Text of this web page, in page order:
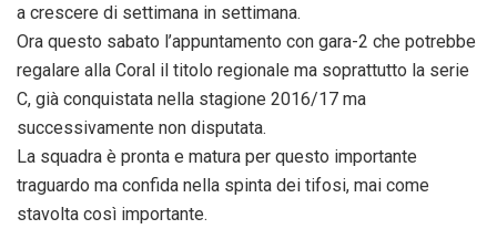
a crescere di settimana in settimana.
Ora questo sabato l’appuntamento con gara-2 che potrebbe
regalare alla Coral il titolo regionale ma soprattutto la serie
C, già conquistata nella stagione 2016/17 ma
successivamente non disputata.
La squadra è pronta e matura per questo importante
traguardo ma confida nella spinta dei tifosi, mai come
stavolta così importante.